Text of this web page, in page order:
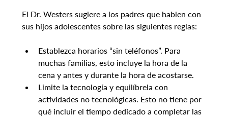
El Dr. Westers sugiere a los padres que hablen con
sus hijos adolescentes sobre las siguientes reglas:
Establezca horarios “sin teléfonos”. Para
muchas familias, esto incluye la hora de la
cena y antes y durante la hora de acostarse.
Limite la tecnología y equilíbrela con
actividades no tecnológicas. Esto no tiene por
qué incluir el tiempo dedicado a completar las